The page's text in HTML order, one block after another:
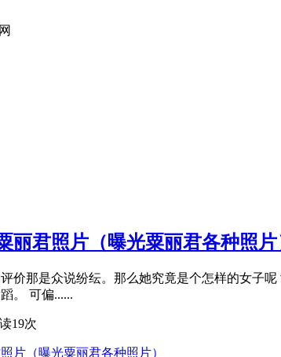
丽君照片（曝光粟丽君各种照片
价那是众说纷纭。那么她究竟是个怎样的女子
。 可偏......
19次